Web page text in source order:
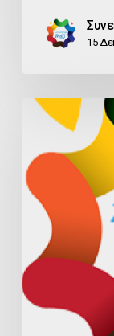
15
ΑΜΕΣΗ
ΠΑΡΑΤΑΣΗ
ΕΦΑΡΜΟΓΗΣ
ΠΡΟΣΤΙΜΩΝ
ΓΕΜΗ
ΖΗΤΑ
ΣΥΝΔΥΑΣΜΟΣ
«ΣΥΝΕΧΙΖΟΥΜΕ